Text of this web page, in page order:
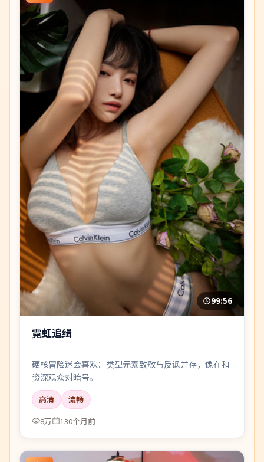
99:56
霓虹追缉
硬核冒险迷会喜欢：类型元素致敬与反讽并存，像在和
资深观众对暗号。
高清
流畅
8万
130个月前